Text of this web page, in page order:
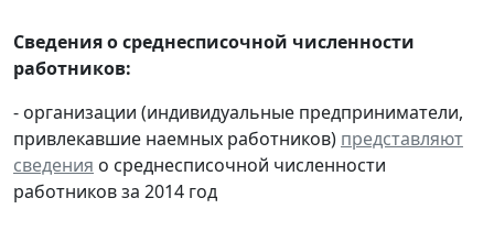
Сведения о среднесписочной численности
работников:
- организации (индивидуальные предприниматели,
привлекавшие наемных работников) представляют
сведения о среднесписочной численности
работников за 2014 год